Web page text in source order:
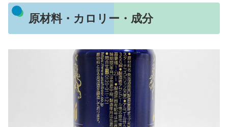
原材料・カロリー・成分